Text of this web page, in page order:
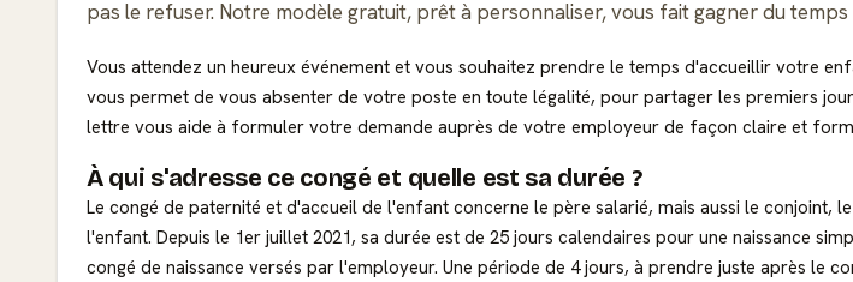
pas le refuser. Notre modèle gratuit, prêt à personnaliser, vous fait gagner du
Vous attendez un heureux événement et vous souhaitez prendre le temps d'accueillir votre
vous permet de vous absenter de votre poste en toute légalité, pour partager les premiers
lettre vous aide à formuler votre demande auprès de votre employeur de façon claire et
À qui s'adresse ce congé et quelle est sa durée ?
Le congé de paternité et d'accueil de l'enfant concerne le père salarié, mais aussi le conjoint,
l'enfant. Depuis le 1er juillet 2021, sa durée est de 25 jours calendaires pour une naissance
congé de naissance versés par l'employeur. Une période de 4 jours, à prendre juste après le